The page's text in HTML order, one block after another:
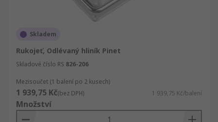
Skladem
Rukojeť, Odlévaný hliník Pinet
Skladové číslo RS 826-206
Mezisoučet (1 balení po 2 kusech)
1 939,75 Kč(bez DPH) 1 939,75 Kč/balení
Množství